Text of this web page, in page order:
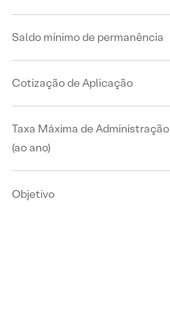
Saldo mínimo de permanência
Cotização de Aplicação
Taxa Máxima de Administração
(ao ano)
Objetivo